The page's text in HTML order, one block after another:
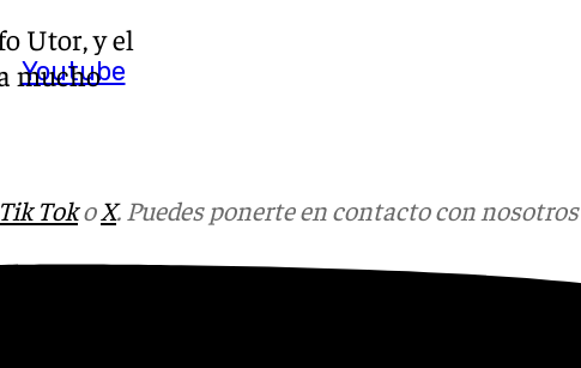
Youtube
Utor, y el
mucho
Tik TokoX. Puedes ponerte en contacto con